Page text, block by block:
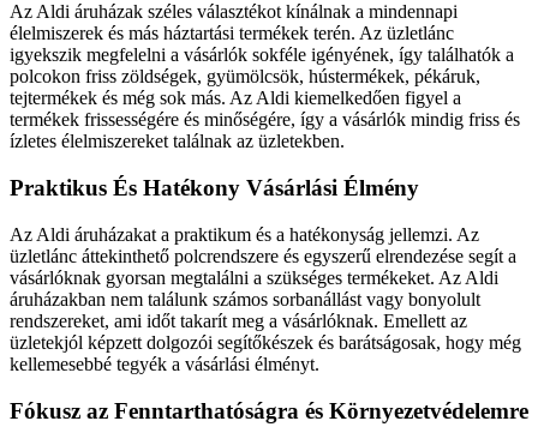
Az Aldi áruházak széles választékot kínálnak a mindennapi
élelmiszerek és más háztartási termékek terén. Az üzletlánc
igyekszik megfelelni a vásárlók sokféle igényének, így találhatók a
polcokon friss zöldségek, gyümölcsök, hústermékek, pékáruk,
tejtermékek és még sok más. Az Aldi kiemelkedően figyel a
termékek frissességére és minőségére, így a vásárlók mindig friss és
ízletes élelmiszereket találnak az üzletekben.
Praktikus És Hatékony Vásárlási Élmény
Az Aldi áruházakat a praktikum és a hatékonyság jellemzi. Az
üzletlánc áttekinthető polcrendszere és egyszerű elrendezése segít a
vásárlóknak gyorsan megtalálni a szükséges termékeket. Az Aldi
áruházakban nem találunk számos sorbanállást vagy bonyolult
rendszereket, ami időt takarít meg a vásárlóknak. Emellett az
üzletekjól képzett dolgozói segítőkészek és barátságosak, hogy még
kellemesebbé tegyék a vásárlási élményt.
Fókusz az Fenntarthatóságra és Környezetvédelemre